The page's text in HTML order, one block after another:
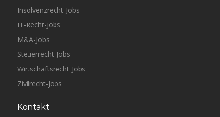
Insolvenzrecht-Jobs
IT-Recht-Jobs
M&A-Jobs
Steuerrecht-Jobs
Wirtschaftsrecht-Jobs
Zivilrecht-Jobs
Kontakt